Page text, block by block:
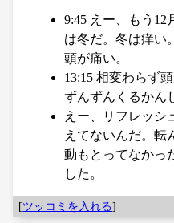
9:45 えー、もう12
は冬だ。冬は痒い
頭が痛い。
13:15 相変わらず
ずんずんくるかん
えー、リフレッシ
えてないんだ。転
動もとってなかっ
した。
[ツッコミを入れる]